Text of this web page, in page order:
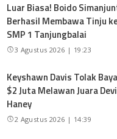
Luar Biasa! Boido
Berhasil Membawa Tinju
SMP 1 Tanjungbalai
3 Agustus 2026 | 19:23
Keyshawn Davis Tolak
$2 Juta Melawan Juara
Haney
2 Agustus 2026 | 14:39